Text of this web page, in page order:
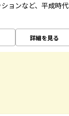
ョンなど、平成時代
詳細を見る